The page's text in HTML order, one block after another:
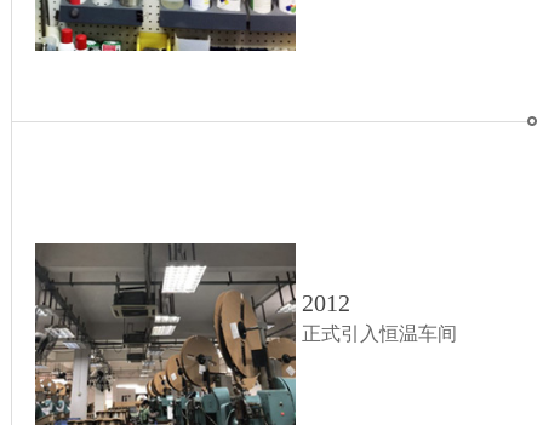
2012
正式引入恒温车间